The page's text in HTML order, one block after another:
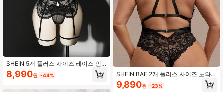
SHEIN 5개 플러스 사이즈 레이스 언
더와이어 섹시 란제리 세트
8,990원 -44%
SHEIN BAE 2개 플러스 사이즈 노와
이어 레이스 매력적인 바디수트 속옷
세트
9,890원 -23%